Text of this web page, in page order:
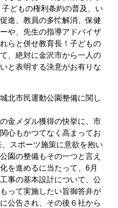
どもの権利条約の普及、い
進、教員の多忙解消、保健
や、先生の指導アドバイザ
らと併せ教育長！子どもの
、絶対に金沢市から一人の
と表明する決意がお有りな
北市民運動公園整備に関し
金メダル獲得の快挙に、市
心もかつてなく高まってお
スポーツ施策に意欲を抱い
園の整備もその一つと言え
を進めるに当たって、6月
事の基本設計について、公
って実施したい旨御答弁が
公告され、その後６社から